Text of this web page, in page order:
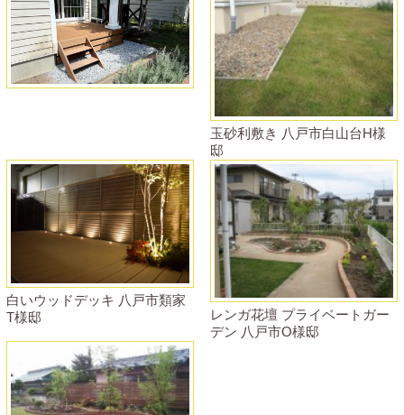
玉砂利敷き 八戸市白山台H様
邸
白いウッドデッキ 八戸市類家
T様邸
レンガ花壇 プライベートガー
デン 八戸市O様邸